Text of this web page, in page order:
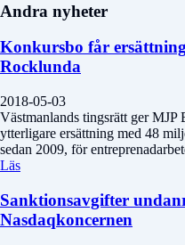
Andra nyheter
Konkursbo får
Rocklunda
2018-05-03
Västmanlands tingsrätt ger
ytterligare ersättning med 48
sedan 2009, för
Läs
Sanktionsavgifter
Nasdaqkoncernen